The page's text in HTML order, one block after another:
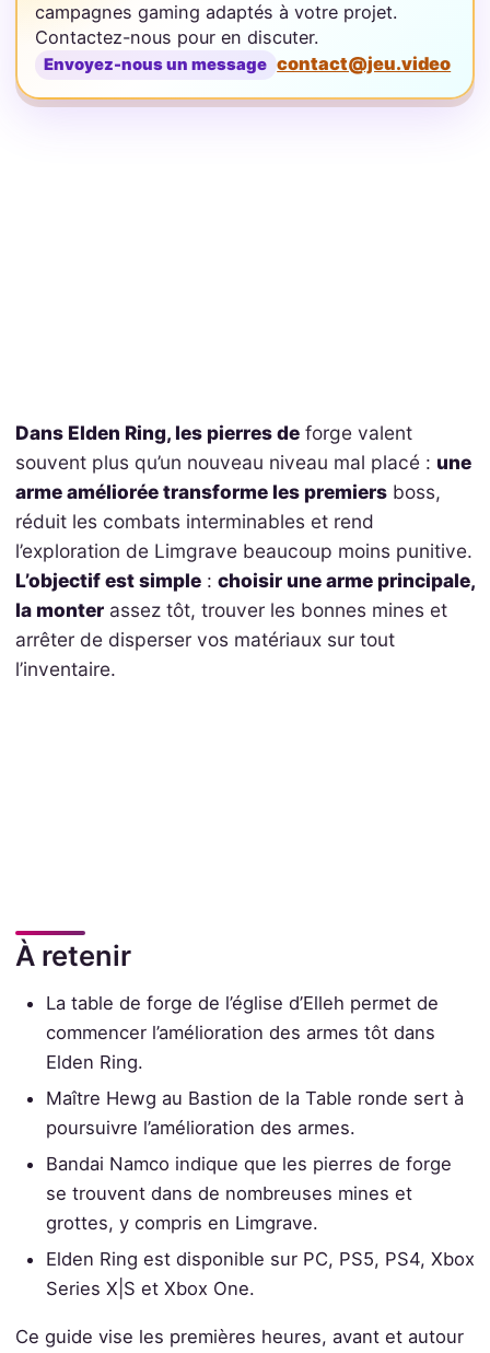
campagnes gaming adaptés à votre projet.
Contactez-nous pour en discuter.
Envoyez-nous un message contact@jeu.video
Dans Elden Ring, les pierres deforge valent
souvent plus qu’un nouveau niveau mal placé : une
arme améliorée transforme les premiersboss,
réduit les combats interminables et rend
l’exploration de Limgrave beaucoup moins punitive.
L’objectif est simple: choisir une arme principale,
la monterassez tôt, trouver les bonnes mines et
arrêter de disperser vos matériaux sur tout
l’inventaire.
À retenir
La table de forge de l’église d’Elleh permet de
commencer l’amélioration des armes tôt dans
Elden Ring.
Maître Hewg au Bastion de la Table ronde sert à
poursuivre l’amélioration des armes.
Bandai Namco indique que les pierres de forge
se trouvent dans de nombreuses mines et
grottes, y compris en Limgrave.
Elden Ring est disponible sur PC, PS5, PS4, Xbox
Series X|S et Xbox One.
Ce guide vise les premières heures, avant et autour